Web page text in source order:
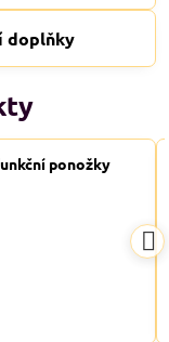
doplňky
ponožky